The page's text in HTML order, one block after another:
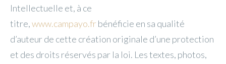
Intellectuelle et, à ce
titre,www.campayo.fr bénéficie en sa qualité
d’auteur de cette création originale d’une protection
et des droits réservés par la loi. Les textes, photos,